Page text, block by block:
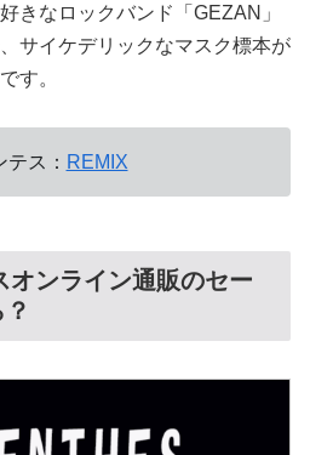
きなロックバンド「GEZAN」
サイケデリックなマスク標本が
す。
テス： REMIX
オンライン通販のセー